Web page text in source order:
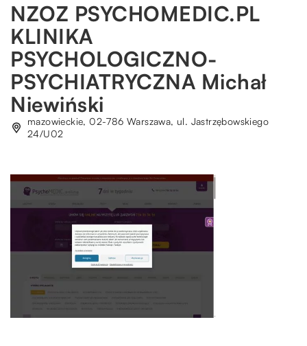
NZOZ PSYCHOMEDIC.PL
KLINIKA
PSYCHOLOGICZNO-
PSYCHIATRYCZNA Michał
Niewiński
mazowieckie, 02-786 Warszawa, ul. Jastrzębowskiego
24/U02